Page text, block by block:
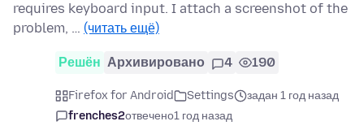
requires keyboard input. I attach a screenshot of the
problem, … (читать ещё)
Решён Архивировано 4 190
Firefox for Android Settings
задан 1 год назад
frenches2отвечено1 год назад